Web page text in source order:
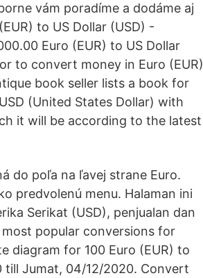
vám poradíme a dodáme aj
to US Dollar (USD) -
Euro (EUR) to US Dollar
to convert money in Euro (EUR)
book seller lists a book for
(United States Dollar) with
it will be according to the latest
do poľa na ľavej strane Euro.
predvolenú menu. Halaman ini
Serikat (USD), penjualan dan
popular conversions for
diagram for 100 Euro (EUR) to
till Jumat, 04/12/2020. Convert